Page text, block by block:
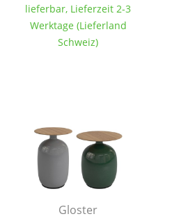
Sideboards & Kommoden
TV Möbel
Kleinaufbewahrung
Einzelteile
... alle Aufbewahrungsmöbel
lieferbar, Lieferzeit 2-3
Werktage (Lieferland
Schweiz)
Gloster